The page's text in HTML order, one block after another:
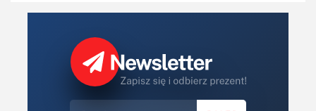
Koła Naukowe
LED/LCD/OLED